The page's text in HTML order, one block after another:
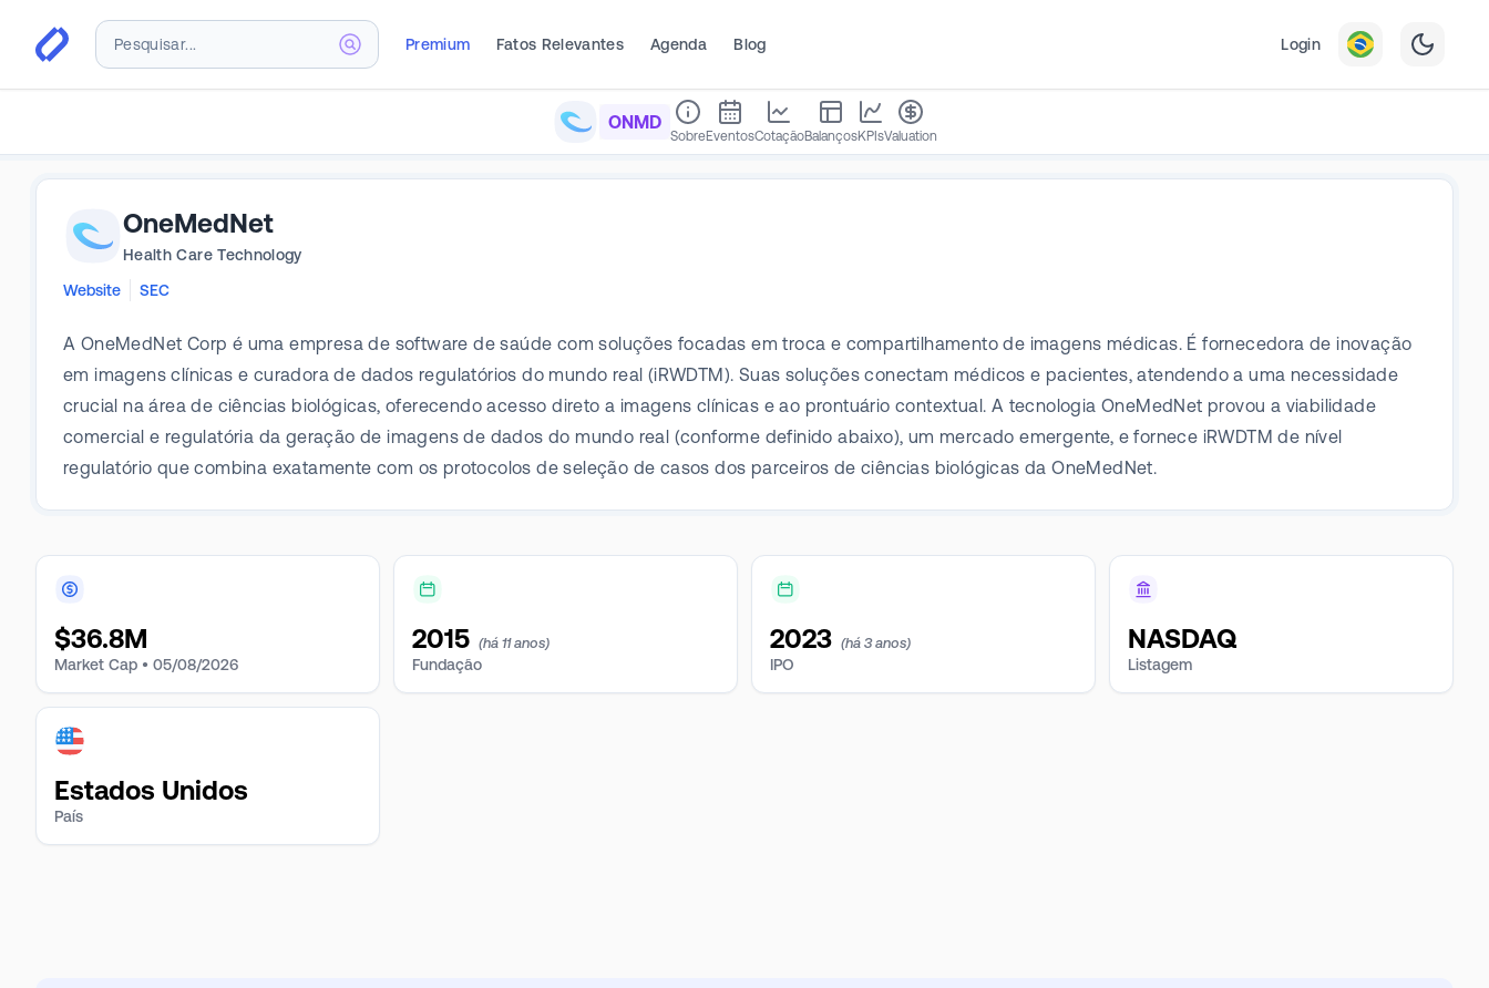
Premium Fatos Relevantes Agenda Blog Login
ONMD
SobreEventosCotaçãoBalançosKPIsValuation
OneMedNet
Health Care Technology
Website
SEC
A OneMedNet Corp é uma empresa de software de saúde com soluções focadas em troca e compartilhamento de imagens médicas. É fornecedora de inovação
em imagens clínicas e curadora de dados regulatórios do mundo real (iRWDTM). Suas soluções conectam médicos e pacientes, atendendo a uma necessidade
crucial na área de ciências biológicas, oferecendo acesso direto a imagens clínicas e ao prontuário contextual. A tecnologia OneMedNet provou a viabilidade
comercial e regulatória da geração de imagens de dados do mundo real (conforme definido abaixo), um mercado emergente, e fornece iRWDTM de nível
regulatório que combina exatamente com os protocolos de seleção de casos dos parceiros de ciências biológicas da OneMedNet.
$36.8M
Market Cap • 05/08/2026
2015 (há 11 anos)
Fundação
2023 (há 3 anos)
IPO
NASDAQ
Listagem
Estados Unidos
País